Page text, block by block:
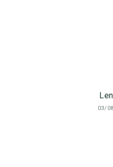
03/